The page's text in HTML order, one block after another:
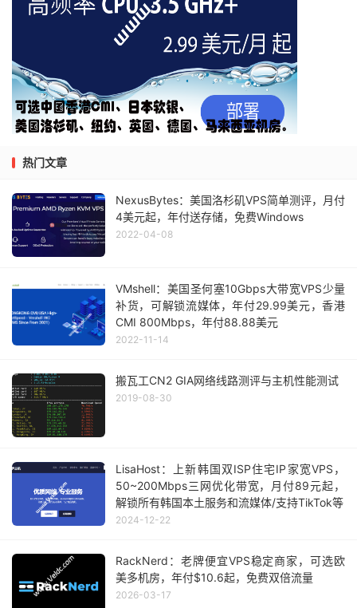
热门文章
NexusBytes：美国洛杉矶VPS简单测评，月付
4美元起，年付送存储，免费Windows
2022-04-08
VMshell：美国圣何塞10Gbps大带宽VPS少量
补货，可解锁流媒体，年付29.99美元，香港
CMI 800Mbps，年付88.88美元
2022-11-14
搬瓦工CN2 GIA网络线路测评与主机性能测试
2019-08-30
LisaHost：上新韩国双ISP住宅IP家宽VPS，
50~200Mbps三网优化带宽，月付89元起，
解锁所有韩国本土服务和流媒体/支持TikTok等
2024-12-22
RackNerd：老牌便宜VPS稳定商家，可选欧
美多机房，年付$10.6起，免费双倍流量
2026-03-17